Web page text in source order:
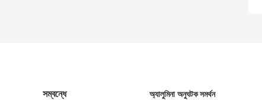
সম্বন্ধে অ্যালুমিনা অনুঘটক সমর্থন